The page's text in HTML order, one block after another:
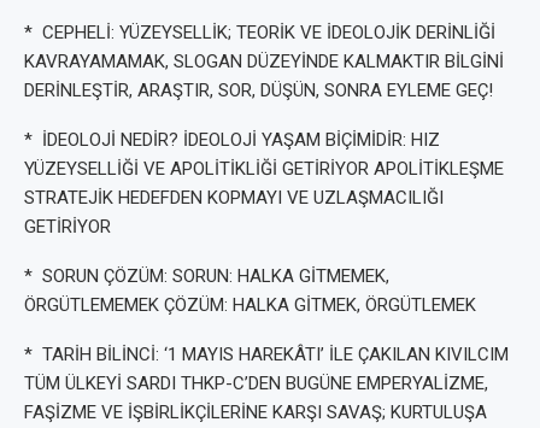
* CEPHELİ: YÜZEYSELLİK; TEORİK VE İDEOLOJİK DERİNLİĞİ
KAVRAYAMAMAK, SLOGAN DÜZEYİNDE KALMAKTIR BİLGİNİ
DERİNLEŞTİR, ARAŞTIR, SOR, DÜŞÜN, SONRA EYLEME GEÇ!
* İDEOLOJİ NEDİR? İDEOLOJİ YAŞAM BİÇİMİDİR: HIZ
YÜZEYSELLİĞİ VE APOLİTİKLİĞİ GETİRİYOR APOLİTİKLEŞME
STRATEJİK HEDEFDEN KOPMAYI VE UZLAŞMACILIĞI
GETİRİYOR
* SORUN ÇÖZÜM: SORUN: HALKA GİTMEMEK,
ÖRGÜTLEMEMEK ÇÖZÜM: HALKA GİTMEK, ÖRGÜTLEMEK
* TARİH BİLİNCİ: ‘1 MAYIS HAREKÂTI’ İLE ÇAKILAN KIVILCIM
TÜM ÜLKEYİ SARDI THKP-C’DEN BUGÜNE EMPERYALİZME,
FAŞİZME VE İŞBİRLİKÇİLERİNE KARŞI SAVAŞ; KURTULUŞA